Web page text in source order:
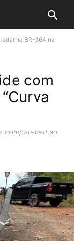
na BR-364 na
com
compareceu ao